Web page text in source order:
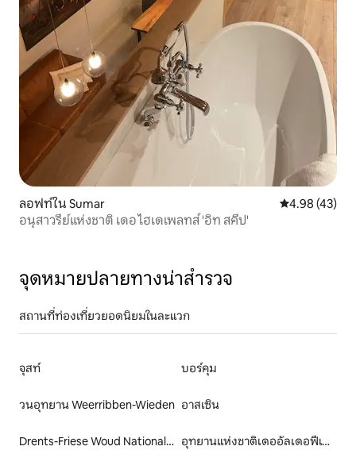
ลอฟท์ใน Sumar คะแนนเฉลี่ย
4.98 (43)
อนุสาวรีย์แห่งชาติ เดอ ไฮเดเพลทส์ 'อิท สคีป'
จุดหมายปลายทางน่าสำรวจ
สถานที่ท่องเที่ยวยอดนิยมในละแวก
จุสท์ บอร์คุม
วนอุทยาน Weerribben-Wieden อาสเซิน
Drents-Friese Woud National Park อุทยานแห่งชาติเดออัลเดอฟีเนน